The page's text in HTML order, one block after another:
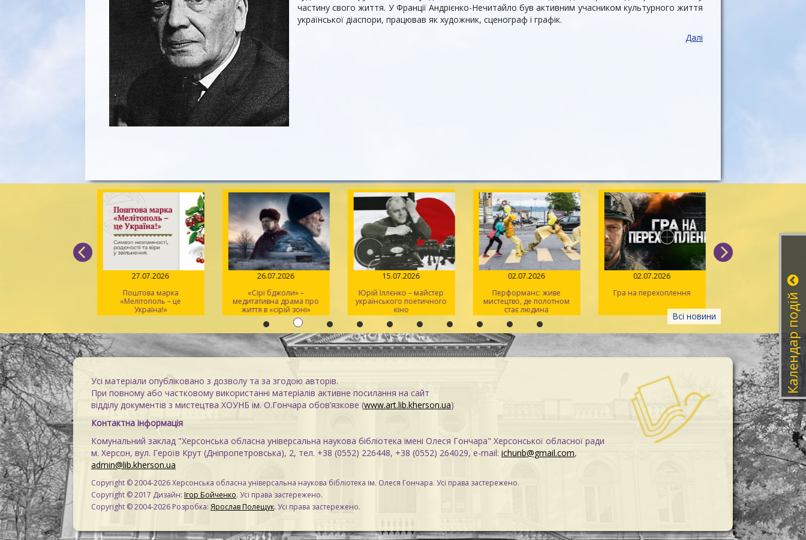
частину свого життя. У Франції Андрієнко-Нечитайло був активним учасником культурного життя
української діаспори, працював як художник, сценограф і графік.
Далі
Всі новини
27.07.2026
Поштова марка
«Мелітополь – це
Україна!»
26.07.2026
«Сірі бджоли» –
медитативна драма про
життя в «сірій зоні»
15.07.2026
Юрій Іллєнко – майстер
українського поетичного
кіно
02.07.2026
Перформанс: живе
мистецтво, де полотном
стає людина
02.07.2026
Гра на перехоплення
14.06.2026
Іван Миколайчук –
українського
Усі матеріали опубліковано з дозволу та за згодою авторів.
При повному або частковому використанні матеріалів активне посилання на сайт
відділу документів з мистецтва ХОУНБ ім. О.Гончара обов’язкове (www.art.lib.kherson.ua)
Контактна інформація
Комунальний заклад "Херсонська обласна універсальна наукова бібліотека імені Олеся Гончара" Херсонської обласної ради
м. Херсон, вул. Героїв Крут (Дніпропетровська), 2, тел. +38 (0552) 226448, +38 (0552) 264029, e-mail: ichunb@gmail.com,
admin@lib.kherson.ua
Copyright © 2004-2026 Херсонська обласна універсальна наукова бібліотека ім. Олеся Гончара. Усі права застережено.
Copyright © 2017 Дизайн: Ігор Бойченко. Усі права застережено.
Copyright © 2004-2026 Розробка: Ярослав Полещук. Усі права застережено.
Календар подій